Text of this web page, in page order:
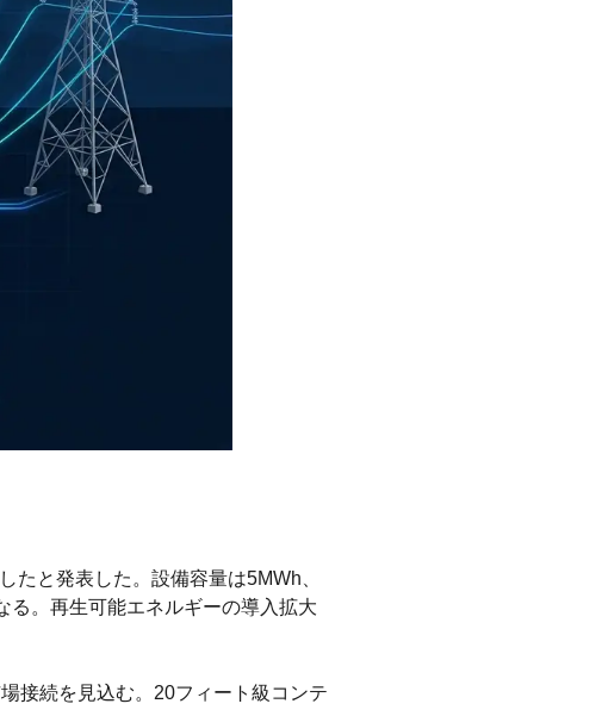
と発表した。設備容量は5MWh、
る。再生可能エネルギーの導入拡大
接続を見込む。20フィート級コンテ